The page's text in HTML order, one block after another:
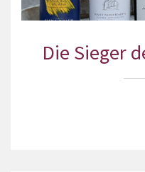
Die Sieger